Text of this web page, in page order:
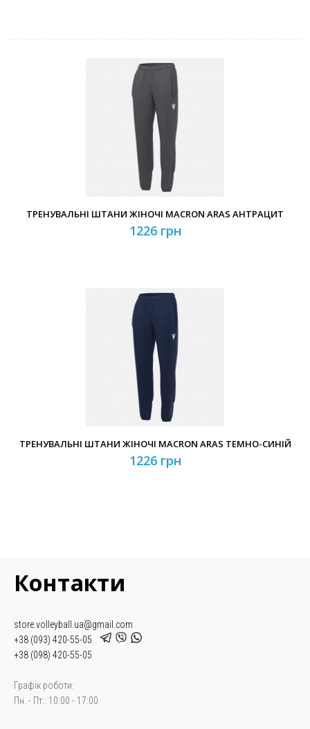
ТРЕНУВАЛЬНІ ШТАНИ ЖІНОЧІ MACRON ARAS АНТРАЦИТ
1226 грн
ТРЕНУВАЛЬНІ ШТАНИ ЖІНОЧІ MACRON ARAS ТЕМНО-СИНІЙ
1226 грн
Контакти
store.volleyball.ua@gmail.com
+38 (093) 420-55-05
+38 (098) 420-55-05
Графік роботи:
Пн. - Пт.: 10:00 - 17:00